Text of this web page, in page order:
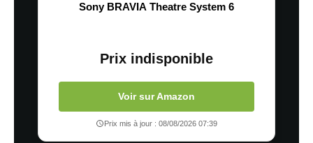
Sony BRAVIA Theatre System 6
Prix indisponible
Voir sur Amazon
Prix mis à jour : 08/08/2026 07:39